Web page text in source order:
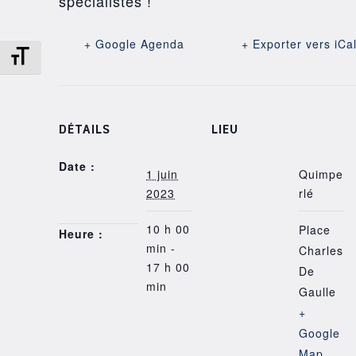
Changer la taille de la police
+ Google Agenda + Exporter vers
DÉTAILS
Date :
1 juin
2023
Heure :
10 h 00
min -
17 h 00
min
LIEU
Quimpe
rlé
Place
Charles
De
Gaulle
+
Google